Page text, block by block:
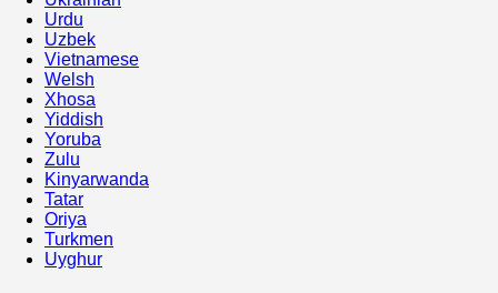
Urdu
Uzbek
Vietnamese
Welsh
Xhosa
Yiddish
Yoruba
Zulu
Kinyarwanda
Tatar
Oriya
Turkmen
Uyghur